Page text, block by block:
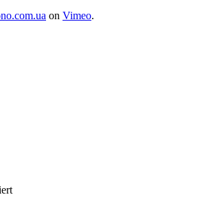
on Vimeo.